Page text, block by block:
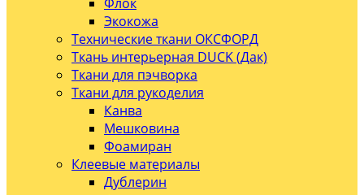
Экокожа
Технические ткани ОКСФОРД
Ткань интерьерная DUCK (Дак)
Ткани для пэчворка
Ткани для рукоделия
Канва
Мешковина
Фоамиран
Клеевые материалы
Дублерин